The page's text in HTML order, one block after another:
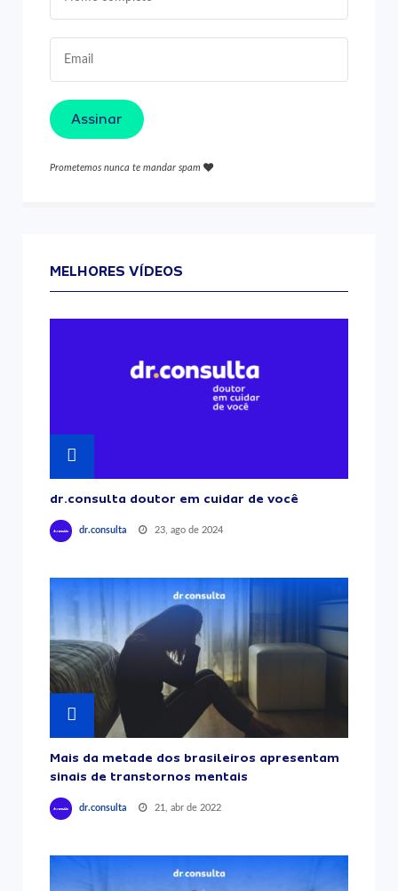
Assinar
Prometemos nunca te mandar spam
MELHORES VÍDEOS
dr.consulta doutor em cuidar de você
dr.consulta 23, ago de 2024
Mais da metade dos brasileiros apresentam
sinais de transtornos mentais
dr.consulta 21, abr de 2022